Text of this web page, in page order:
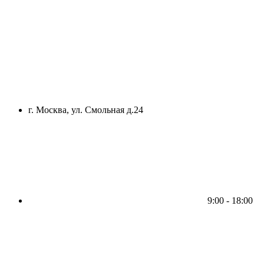
г. Москва, ул. Смольная д.24
9:00 - 18:00